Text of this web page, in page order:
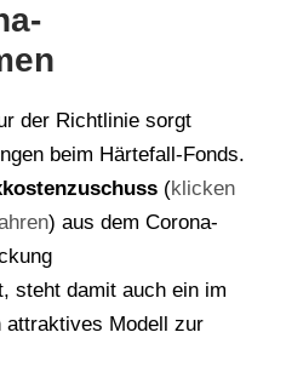
der Richtlinie sorgt
beim Härtefall-Fonds.
(klicken
) aus dem Corona-
steht damit auch ein im
attraktives Modell zur